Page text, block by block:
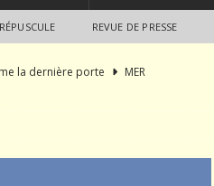
REVUE DE PRESSE
la dernière porte
MER